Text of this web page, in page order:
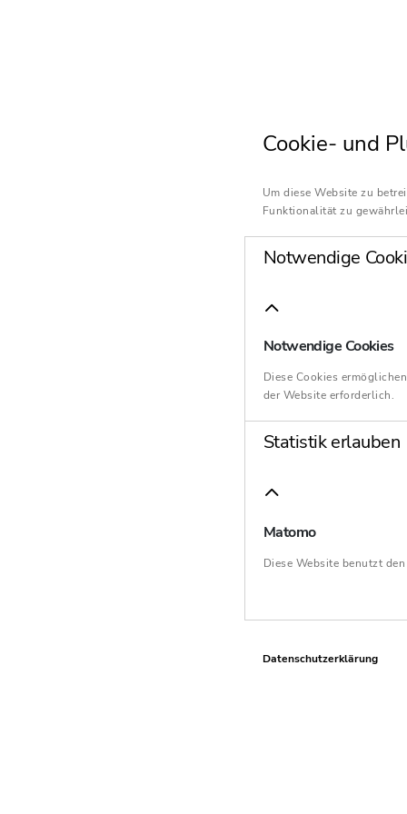
Cookie- und
Um diese Website zu
Funktionalität zu
Notwendige
Notwendige Cookies
Diese Cookies
der Website erforderlich.
Statistik erlauben
Matomo
Diese Website benutzt
Datenschutzerklärung